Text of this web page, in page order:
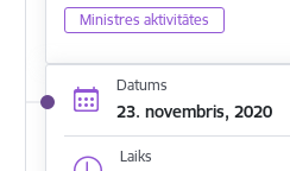
Ministres aktivitātes
Datums
23. novembris, 2020
Laiks